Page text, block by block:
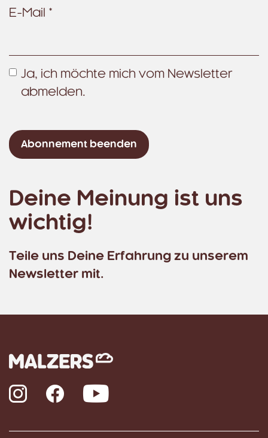
E-Mail *
Ja, ich möchte mich vom Newsletter
abmelden.
Deine Meinung ist uns
wichtig!
Teile uns Deine Erfahrung zu unserem
Newsletter mit.
InstagramFacebook YouTube